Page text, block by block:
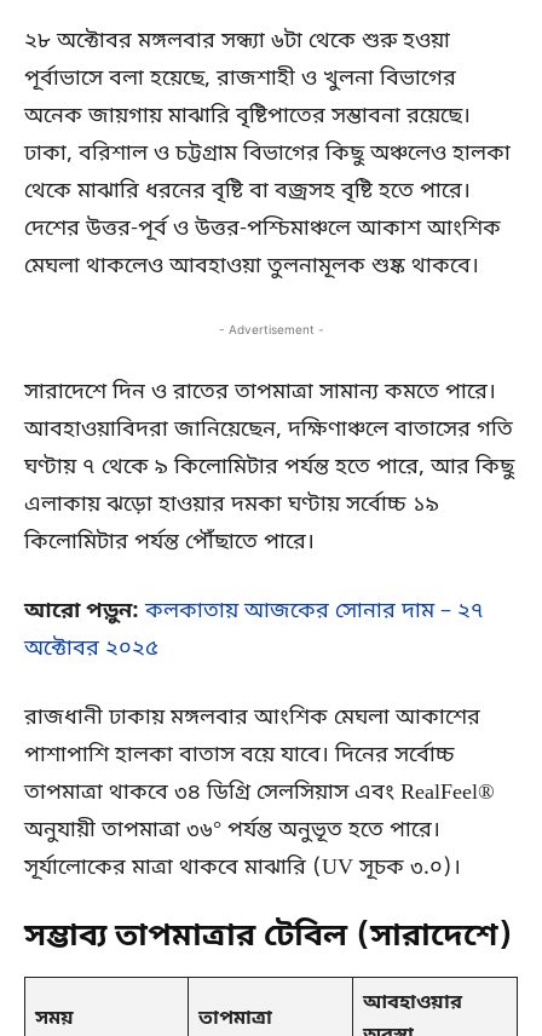
২৮ অক্টোবর মঙ্গলবার সন্ধ্যা ৬টা থেকে শুরু হওয়া
পূর্বাভাসে বলা হয়েছে, রাজশাহী ও খুলনা বিভাগের
অনেক জায়গায় মাঝারি বৃষ্টিপাতের সম্ভাবনা রয়েছে।
ঢাকা, বরিশাল ও চট্টগ্রাম বিভাগের কিছু অঞ্চলেও হালকা
থেকে মাঝারি ধরনের বৃষ্টি বা বজ্রসহ বৃষ্টি হতে পারে।
দেশের উত্তর-পূর্ব ও উত্তর-পশ্চিমাঞ্চলে আকাশ আংশিক
মেঘলা থাকলেও আবহাওয়া তুলনামূলক শুষ্ক থাকবে।
- Advertisement -
সারাদেশে দিন ও রাতের তাপমাত্রা সামান্য কমতে পারে।
আবহাওয়াবিদরা জানিয়েছেন, দক্ষিণাঞ্চলে বাতাসের গতি
ঘণ্টায় ৭ থেকে ৯ কিলোমিটার পর্যন্ত হতে পারে, আর কিছু
এলাকায় ঝড়ো হাওয়ার দমকা ঘণ্টায় সর্বোচ্চ ১৯
কিলোমিটার পর্যন্ত পৌঁছাতে পারে।
আরো পড়ুন:কলকাতায় আজকের সোনার দাম – ২৭
অক্টোবর ২০২৫
রাজধানী ঢাকায় মঙ্গলবার আংশিক মেঘলা আকাশের
পাশাপাশি হালকা বাতাস বয়ে যাবে। দিনের সর্বোচ্চ
তাপমাত্রা থাকবে ৩৪ ডিগ্রি সেলসিয়াস এবং RealFeel®
অনুযায়ী তাপমাত্রা ৩৬° পর্যন্ত অনুভূত হতে পারে।
সূর্যালোকের মাত্রা থাকবে মাঝারি (UV সূচক ৩.০)।
সম্ভাব্য তাপমাত্রার টেবিল (সারাদেশে)
সময় তাপমাত্রা
আবহাওয়ার